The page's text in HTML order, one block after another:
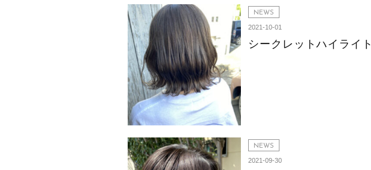
NEWS
2021-10-01
シークレットハイライト
NEWS
2021-09-30